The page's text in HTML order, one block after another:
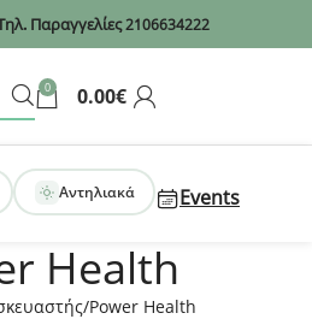
Παραγγελίες2106634222
0 0.00€
Αντηλιακά Events
Health
Power Health